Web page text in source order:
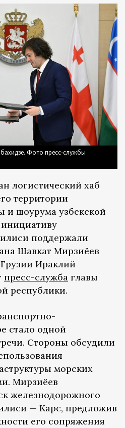
Фото пресс-службы
логистический хаб
территории
шоурума узбекской
поддержали
Шавкат Мирзиёев
Ираклий
пресс-служба главы
республики.
стало одной
Стороны обсудили
морских
Мирзиёев
железнодорожного
— Карс, предложив
его сопряжения